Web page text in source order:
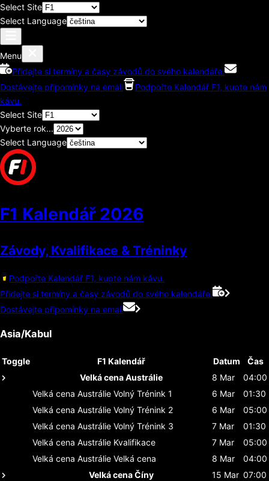
Select Site
Select Language
Menu
Přidejte si termíny a časy závodů do svého kalendáře.
Dostávejte připomínky na email
Podpořte Kalendář F1, kupte nám
kávu.
Select Site
Vyberte rok...
Select Language
F1 Kalendář 2026
Závody, Kvalifikace & Tréninky
Podpořte Kalendář F1, kupte nám kávu.
Přidejte si termíny a časy závodů do svého kalendáře.
Dostávejte připomínky na email
Asia/Kabul
Toggle F1 Kalendář Datum
Čas
Velká cena Austrálie
8 Mar
04:00
Velká cena Austrálie Volný Trénink 1 6 Mar
01:30
Velká cena Austrálie Volný Trénink 2 6 Mar
05:00
Velká cena Austrálie Volný Trénink 3 7 Mar
01:30
Velká cena Austrálie Kvalifikace 7 Mar
05:00
Velká cena Austrálie Velká cena 8 Mar
04:00
Velká cena Číny
15 Mar 07:00